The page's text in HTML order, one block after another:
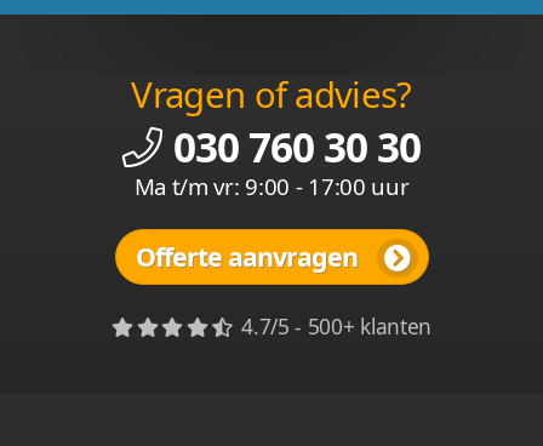
Vragen of advies?
030 760 30 30
Ma t/m vr: 9:00 - 17:00 uur
Offerte aanvragen
4.7/5 - 500+ klanten